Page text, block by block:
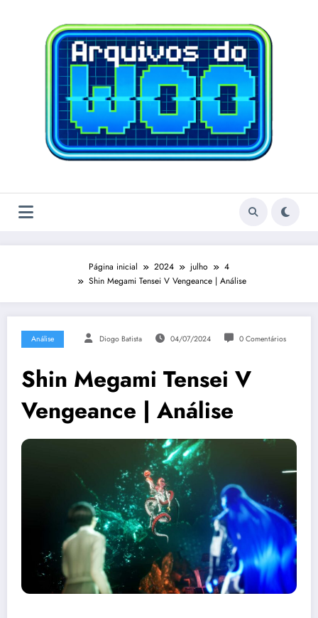
Página inicial 2024 julho
4
Shin Megami Tensei V Vengeance | Análise
Análise Diogo Batista 04/07/2024 0 Comentários
Shin Megami Tensei V
Vengeance | Análise